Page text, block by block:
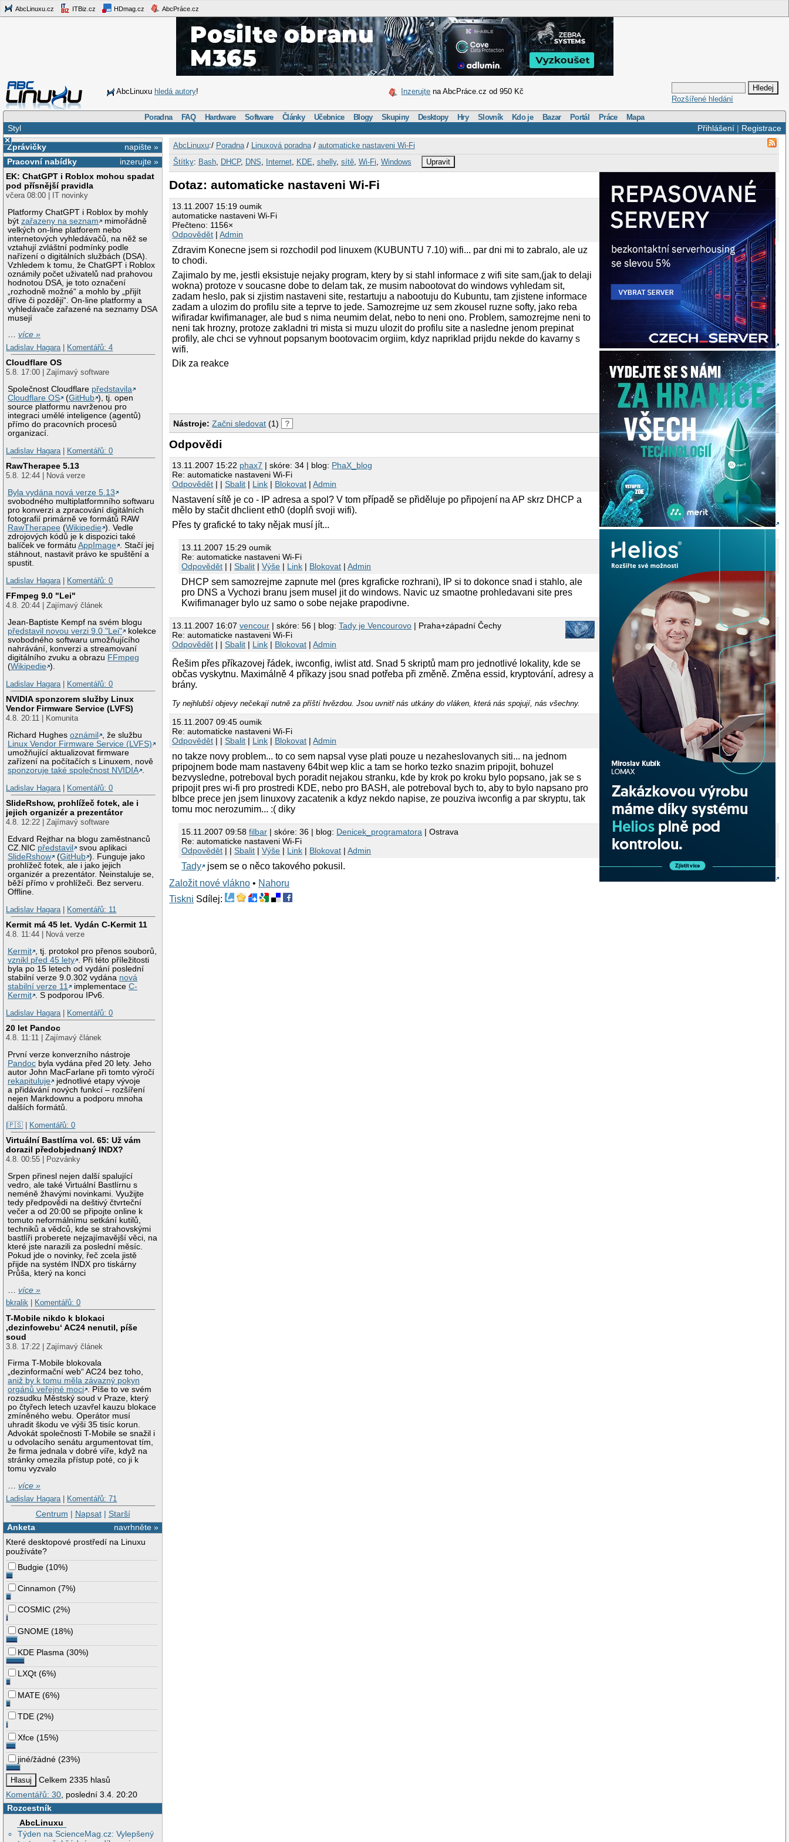
AbcLinuxu.cz ITBiz.cz HDmag.cz AbcPráce.cz
AbcLinuxu hledá autory! Inzerujte na AbcPráce.cz od 950 Kč
Rozšířené hledání
Poradna FAQ Hardware Software Články Učebnice Blogy Skupiny Desktopy Hry Slovník Kdo je Bazar Portál Práce Mapa
Přihlášení| Registrace
Styl
×
napište »
Zprávičky
inzerujte »
Pracovní nabídky
EK: ChatGPT i Roblox mohou spadat
pod přísnější pravidla
včera 08:00 | IT novinky
Platformy ChatGPT i Roblox by mohly
býtzařazeny na seznam
mimořádně
velkých on-line platforem nebo
internetových vyhledávačů, na něž se
vztahují zvláštní podmínky podle
nařízení o digitálních službách (DSA).
Vzhledem k tomu, že ChatGPT i Roblox
oznámily počet uživatelů nad prahovou
hodnotou DSA, je toto označení
„rozhodně možné“ a mohlo by „přijít
dříve či později“. On-line platformy a
vyhledávače zařazené na seznamy DSA
musejí
…více »
Ladislav Hagara
Komentářů: 4
Cloudflare OS
5.8. 17:00 | Zajímavý software
Společnost Cloudflare představila
Cloudflare OS
(GitHub ), tj. open
source platformu navrženou pro
integraci umělé inteligence (agentů)
přímo do pracovních procesů
organizací.
Ladislav Hagara
Komentářů: 0
RawTherapee 5.13
5.8. 12:44 | Nová verze
Byla vydána nová verze 5.13
svobodného multiplatformního softwaru
pro konverzi a zpracování digitálních
fotografií primárně ve formátů RAW
RawTherapee (Wikipedie ). Vedle
zdrojových kódů je k dispozici také
balíček ve formátuAppImage . Stačí jej
stáhnout, nastavit právo ke spuštění a
spustit.
Ladislav Hagara
Komentářů: 0
FFmpeg 9.0 "Lei"
4.8. 20:44 | Zajímavý článek
Jean-Baptiste Kempf na svém blogu
představil novou verzi 9.0 "Lei"
kolekce
svobodného softwaru umožňujícího
nahrávání, konverzi a streamovaní
digitálního zvuku a obrazu FFmpeg
(Wikipedie ).
Ladislav Hagara
Komentářů: 0
NVIDIA sponzorem služby Linux
Vendor Firmware Service (LVFS)
4.8. 20:11 | Komunita
Richard Hughesoznámil
, že službu
Linux Vendor Firmware Service (LVFS)
umožňující aktualizovat firmware
zařízení na počítačích s Linuxem, nově
sponzoruje také společnost NVIDIA .
Ladislav Hagara | Komentářů: 0
SlideRshow, prohlížeč fotek, ale i
jejich organizér a prezentátor
4.8. 12:22 | Zajímavý software
Edvard Rejthar na blogu zaměstnanců
CZ.NIC představil
svou aplikaci
SlideRshow
(GitHub ). Funguje jako
prohlížeč fotek, ale i jako jejich
organizér a prezentátor. Neinstaluje se,
běží přímo v prohlížeči. Bez serveru.
Offline.
Ladislav Hagara | Komentářů: 11
Kermit má 45 let. Vydán C-Kermit 11
4.8. 11:44 | Nová verze
Kermit , tj. protokol pro přenos souborů,
vznikl před 45 lety . Při této příležitosti
byla po 15 letech od vydání poslední
stabilní verze 9.0.302 vydána nová
stabilní verze 11
implementaceC-
Kermit . S podporou IPv6.
Ladislav Hagara | Komentářů: 0
20 let Pandoc
4.8. 11:11 | Zajímavý článek
První verze konverzního nástroje
Pandoc byla vydána před 20 lety. Jeho
autor John MacFarlane při tomto výročí
rekapituluje
jednotlivé etapy vývoje
a přidávání nových funkcí – rozšíření
nejen Markdownu a podporu mnoha
dalších formátů.
|🇵🇸 | Komentářů: 0
Virtuální Bastlírna vol. 65: Už vám
dorazil předobjednaný INDX?
4.8. 00:55 | Pozvánky
Srpen přinesl nejen další spalující
vedro, ale také Virtuální Bastlírnu s
neméně žhavými novinkami. Využijte
tedy předpovědi na deštivý čtvrteční
večer a od 20:00 se připojte online k
tomuto neformálnímu setkání kutilů,
techniků a vědců, kde se strahovskými
bastlíři proberete nejzajímavější věci, na
které jste narazili za poslední měsíc.
Pokud jde o novinky, řeč zcela jistě
přijde na systém INDX pro tiskárny
Průša, který na konci
…více »
bkralik
Komentářů: 0
T-Mobile nikdo k blokaci
‚dezinfowebu‘ AC24 nenutil, píše
soud
3.8. 17:22 | Zajímavý článek
Firma T-Mobile blokovala
„dezinformační web“ AC24 bez toho,
aniž by k tomu měla závazný pokyn
orgánů veřejné moci . Píše to ve svém
rozsudku Městský soud v Praze, který
po čtyřech letech uzavřel kauzu blokace
zmíněného webu. Operátor musí
uhradit škodu ve výši 35 tisíc korun.
Advokát společnosti T-Mobile se snažil i
u odvolacího senátu argumentovat tím,
že firma jednala v dobré víře, když na
stránky omezila přístup poté, co ji k
tomu vyzvalo
…více »
Ladislav Hagara | Komentářů: 71
Centrum | Napsat| Starší
navrhněte »
Anketa
Které desktopové prostředí na Linuxu
používáte?
Budgie (10%)
Cinnamon (7%)
COSMIC (2%)
GNOME (18%)
KDE Plasma (30%)
LXQt (6%)
MATE (6%)
TDE (2%)
Xfce (15%)
jiné/žádné (23%)
Celkem 2335 hlasů
Komentářů: 30, poslední 3.4. 20:20
Rozcestník
AbcLinuxu
Týden na ScienceMag.cz: Vylepšený
AbcLinuxu:/ Poradna/ Linuxová poradna/ automaticke nastaveni Wi-Fi
Štítky: Bash, DHCP, DNS Internet, KDE shelly, sítě, Wi-Fi Windows Upravit
Dotaz: automaticke nastaveni Wi-Fi
13.11.2007 15:19 oumik
automaticke nastaveni Wi-Fi
Přečteno: 1156×
Odpovědět |Admin
Zdravim Konecne jsem si rozchodil pod linuxem (KUBUNTU 7.10) wifi... par dni mi to zabralo, ale uz
to chodi.
Zajimalo by me, jestli eksistuje nejaky program, ktery by si stahl informace z wifi site sam,(jak to delaji
wokna) protoze v soucasne dobe to delam tak, ze musim nabootovat do windows vyhledam sit,
zadam heslo, pak si zjistim nastaveni site, restartuju a nabootuju do Kubuntu, tam zjistene informace
zadam a ulozim do profilu site a teprve to jede. Samozrejme uz sem zkousel ruzne softy, jako reba
wifiradar kwifimanager, ale bud s nima neumim delat, nebo to neni ono. Problem, samozrejme neni to
neni tak hrozny, protoze zakladni tri mista si muzu ulozit do profilu site a nasledne jenom prepinat
profily, ale chci se vyhnout popsanym bootovacim orgiim, kdyz napriklad prijdu nekde do kavarny s
wifi.
Dik za reakce
Nástroje: Začni sledovat (1) ?
Odpovědi
13.11.2007 15:22 phax7 | skóre: 34 | blog: PhaX_blog
Re: automaticke nastaveni Wi-Fi
Odpovědět | |Sbalit | Link | Blokovat |Admin
Nastavení sítě je co - IP adresa a spol? V tom případě se přiděluje po připojení na AP skrz DHCP a
mělo by stačit dhclient eth0 (doplň svoji wifi).
Přes ty grafické to taky nějak musí jít...
13.11.2007 15:29 oumik
Re: automaticke nastaveni Wi-Fi
Odpovědět | |Sbalit |Výše | Link | Blokovat |Admin
DHCP sem samozrejme zapnute mel (pres kgraficke rozhrani), IP si to dokonce snad i stahlo, ale
pro DNS a Vychozi branu jsem musel jit do windows. Navic uz smaotne prohledavani site pres
Kwifimanager bylo uz samo o sobe nejake prapodivne.
13.11.2007 16:07vencour | skóre: 56 | blog:Tady je Vencourovo | Praha+západní Čechy
Re: automaticke nastaveni Wi-Fi
Odpovědět | |Sbalit | Link | Blokovat |Admin
Řešim přes příkazovej řádek, iwconfig, iwlist atd. Snad 5 skriptů mam pro jednotlivé lokality, kde se
občas vyskytnu. Maximálně 4 příkazy jsou snad potřeba při změně. Změna essid, kryptování, adresy a
brány.
Ty nejhlubší objevy nečekají nutně za příští hvězdou. Jsou uvnitř nás utkány do vláken, která nás spojují, nás všechny.
15.11.2007 09:45 oumik
Re: automaticke nastaveni Wi-Fi
Odpovědět | |Sbalit | Link | Blokovat |Admin
no takze novy problem... to co sem napsal vyse plati pouze u nezaheslovanych siti... na jednom
pripojnem bode mam nastaveny 64bit wep klic a tam se horko tezko snazim pripojit, bohuzel
bezvysledne, potreboval bych poradit nejakou stranku, kde by krok po kroku bylo popsano, jak se s
pripojit pres wi-fi pro prostredi KDE, nebo pro BASH, ale potreboval bych to, aby to bylo napsano pro
blbce prece jen jsem linuxovy zacatenik a kdyz nekdo napise, ze pouziva iwconfig a par skryptu, tak
tomu moc nerozumim... :( diky
15.11.2007 09:58filbar | skóre: 36 | blog: Denicek_programatora | Ostrava
Re: automaticke nastaveni Wi-Fi
Odpovědět | |Sbalit |Výše | Link | Blokovat |Admin
Tady
jsem se o něco takového pokusil.
Založit nové vlákno • Nahoru
Tiskni Sdílej: